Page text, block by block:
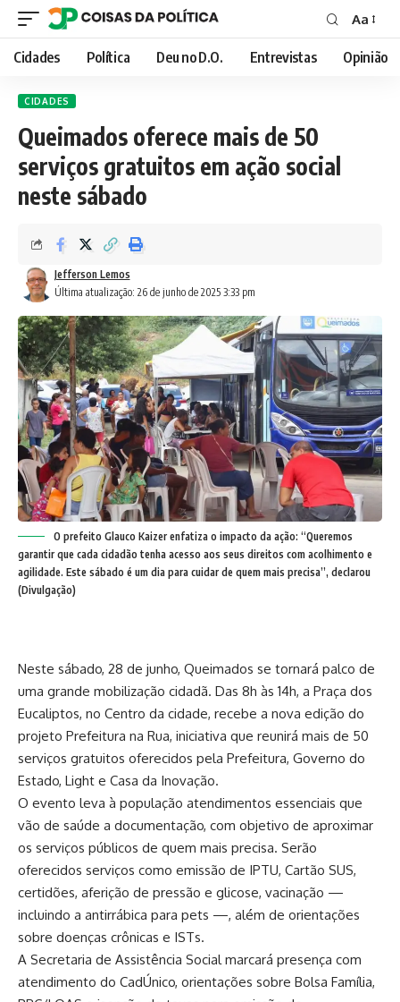
Font
Resizer
Aa
Cidades Política Deu no D.O. Entrevistas Opinião
CIDADES
Queimados oferece mais de 50
serviços gratuitos em ação social
neste sábado
Última atualização: 26 de junho de 2025 3:33 pm
Jefferson Lemos
O prefeito Glauco Kaizer enfatiza o impacto da ação: “Queremos
garantir que cada cidadão tenha acesso aos seus direitos com acolhimento e
agilidade. Este sábado é um dia para cuidar de quem mais precisa”, declarou
(Divulgação)
Neste sábado, 28 de junho, Queimados se tornará palco de
uma grande mobilização cidadã. Das 8h às 14h, a Praça dos
Eucaliptos, no Centro da cidade, recebe a nova edição do
projeto Prefeitura na Rua, iniciativa que reunirá mais de 50
serviços gratuitos oferecidos pela Prefeitura, Governo do
Estado, Light e Casa da Inovação.
O evento leva à população atendimentos essenciais que
vão de saúde a documentação, com objetivo de aproximar
os serviços públicos de quem mais precisa. Serão
oferecidos serviços como emissão de IPTU, Cartão SUS,
certidões, aferição de pressão e glicose, vacinação —
incluindo a antirrábica para pets —, além de orientações
sobre doenças crônicas e ISTs.
A Secretaria de Assistência Social marcará presença com
atendimento do CadÚnico, orientações sobre Bolsa Família,